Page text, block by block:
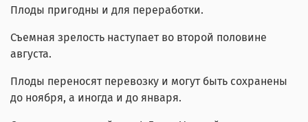
Плоды пригодны и для переработки.
Съемная зрелость наступает во второй половине
августа.
Плоды переносят перевозку и могут быть сохранены
до ноября, а иногда и до января.